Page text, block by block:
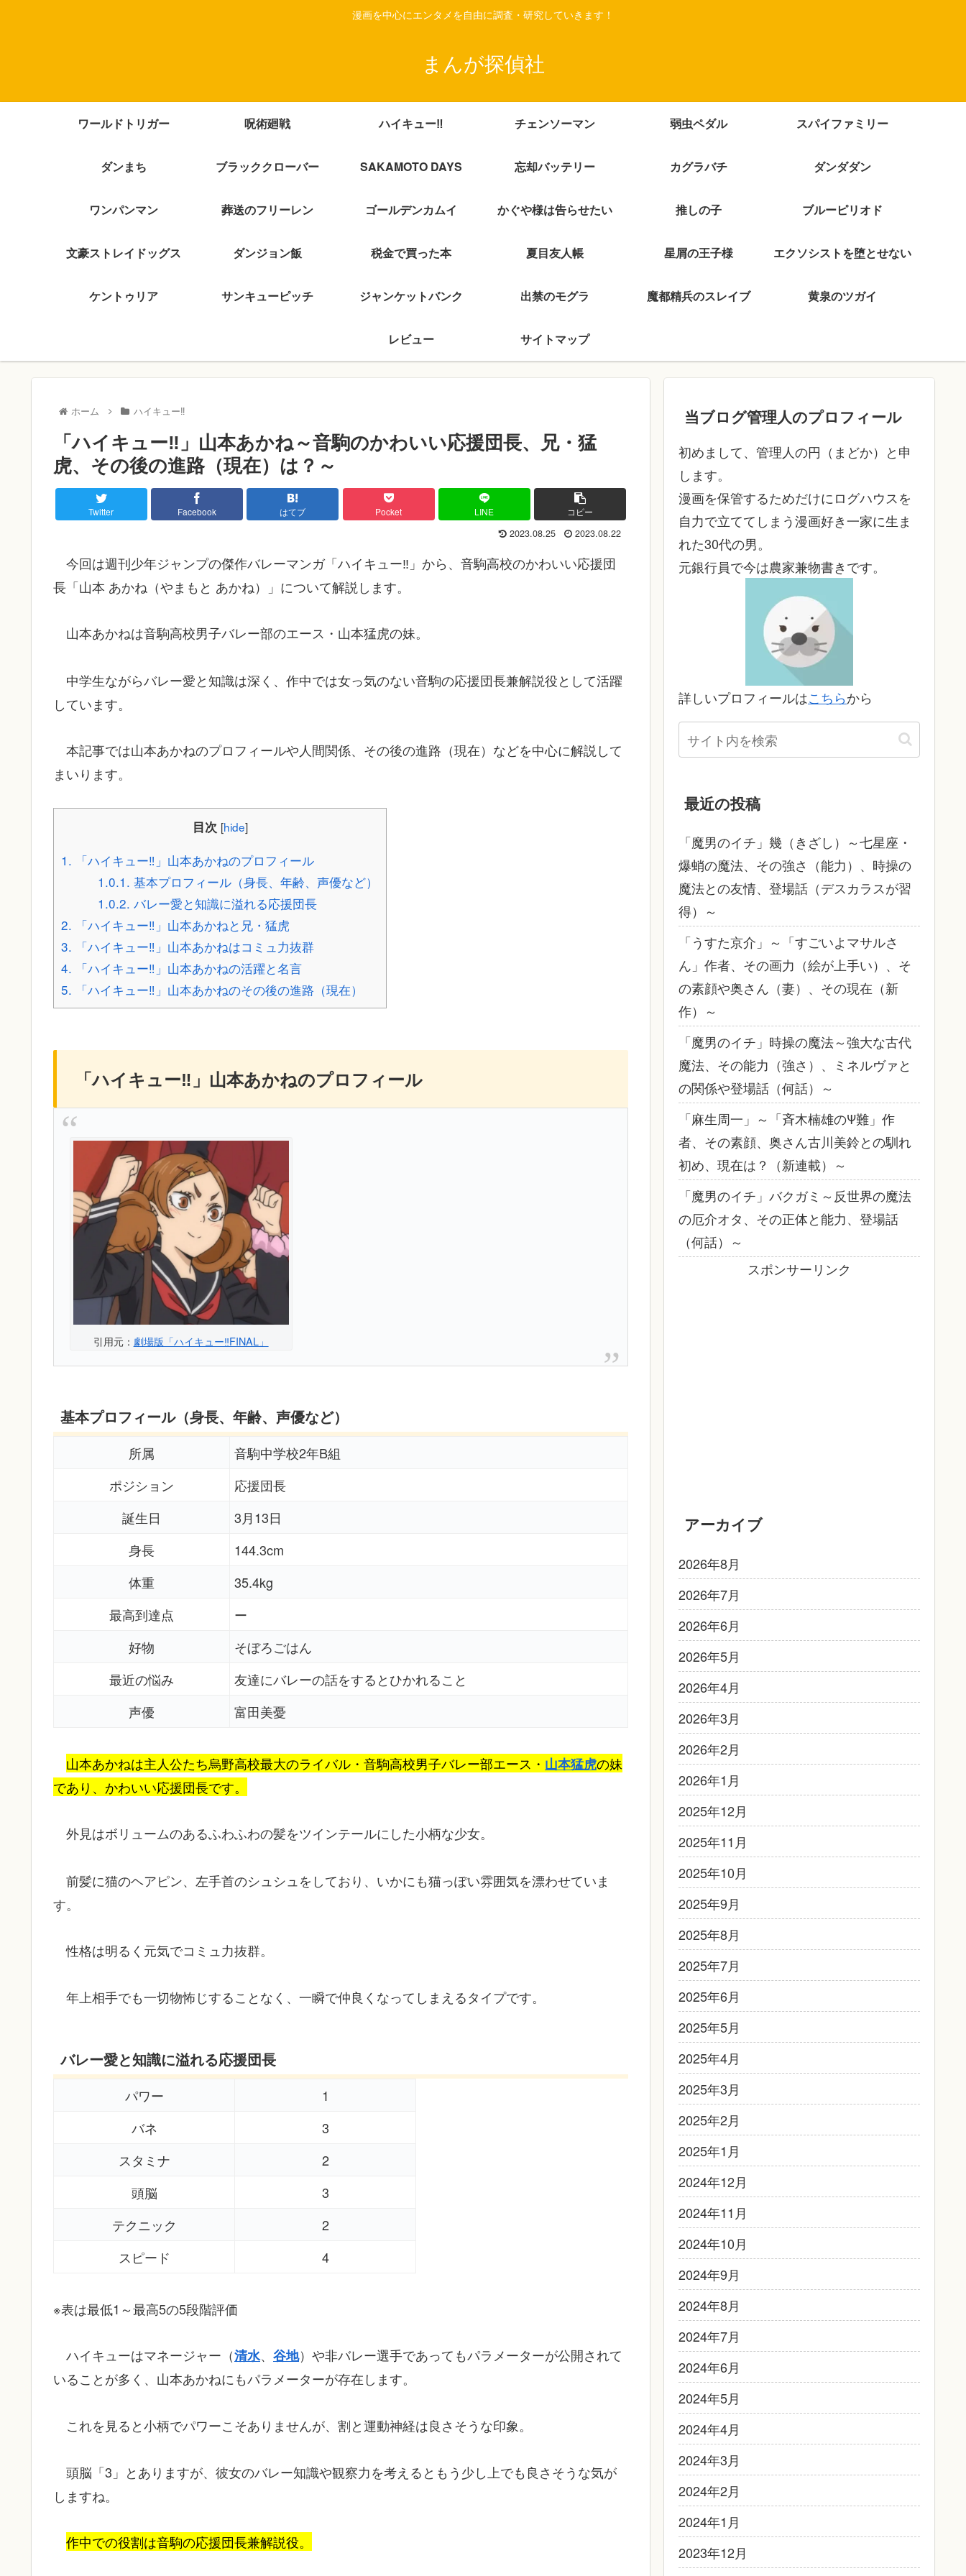
漫画を中心にエンタメを自由に調査・研究していきます！
まんが探偵社
ワールドトリガー 呪術廻戦 ハイキュー‼ チェンソーマン 弱虫ペダル スパイファミリー
ダンまち ブラッククローバー SAKAMOTO DAYS 忘却バッテリー カグラバチ ダンダダン
ワンパンマン 葬送のフリーレン ゴールデンカムイ かぐや様は告らせたい 推しの子 ブルーピリオド
文豪ストレイドッグス ダンジョン飯 税金で買った本 夏目友人帳 星屑の王子様 エクソシストを堕とせない
ケントゥリア サンキューピッチ ジャンケットバンク 出禁のモグラ 魔都精兵のスレイブ 黄泉のツガイ
レビュー サイトマップ
ホーム ハイキュー‼
「ハイキュー‼」山本あかね～音駒のかわいい応援団長、兄・猛
虎、その後の進路（現在）は？～
Twitter Facebook はてブ Pocket LINE コピー
2023.08.25 2023.08.22
今回は週刊少年ジャンプの傑作バレーマンガ「ハイキュー‼」から、音駒高校のかわいい応援団
長「山本 あかね（やまもと あかね）」について解説します。
山本あかねは音駒高校男子バレー部のエース・山本猛虎の妹。
中学生ながらバレー愛と知識は深く、作中では女っ気のない音駒の応援団長兼解説役として活躍
しています。
本記事では山本あかねのプロフィールや人間関係、その後の進路（現在）などを中心に解説して
まいります。
目次 [hide]
1. 「ハイキュー‼」山本あかねのプロフィール
1.0.1. 基本プロフィール（身長、年齢、声優など）
1.0.2. バレー愛と知識に溢れる応援団長
2. 「ハイキュー‼」山本あかねと兄・猛虎
3. 「ハイキュー‼」山本あかねはコミュ力抜群
4. 「ハイキュー‼」山本あかねの活躍と名言
5. 「ハイキュー‼」山本あかねのその後の進路（現在）
「ハイキュー‼」山本あかねのプロフィール
引用元： 劇場版「ハイキュー‼FINAL」
基本プロフィール（身長、年齢、声優など）
所属
音駒中学校2年B組
ポジション
応援団長
誕生日
3月13日
身長
144.3cm
体重
35.4kg
最高到達点
ー
好物
そぼろごはん
最近の悩み
友達にバレーの話をするとひかれること
声優
富田美憂
山本あかねは主人公たち烏野高校最大のライバル・音駒高校男子バレー部エース・ 山本猛虎の妹
であり、かわいい応援団長です。
外見はボリュームのあるふわふわの髪をツインテールにした小柄な少女。
前髪に猫のヘアピン、左手首のシュシュをしており、いかにも猫っぽい雰囲気を漂わせていま
す。
性格は明るく元気でコミュ力抜群。
年上相手でも一切物怖じすることなく、一瞬で仲良くなってしまえるタイプです。
バレー愛と知識に溢れる応援団長
パワー
1
バネ
3
スタミナ
2
頭脳
3
テクニック
2
スピード
4
※表は最低1～最高5の5段階評価
ハイキューはマネージャー（清水、 谷地）や非バレー選手であってもパラメーターが公開されて
いることが多く、山本あかねにもパラメーターが存在します。
これを見ると小柄でパワーこそありませんが、割と運動神経は良さそうな印象。
頭脳「3」とありますが、彼女のバレー知識や観察力を考えるともう少し上でも良さそうな気が
しますね。
作中での役割は音駒の応援団長兼解説役。
当ブログ管理人のプロフィール
初めまして、管理人の円（まどか）と申
します。
漫画を保管するためだけにログハウスを
自力で立ててしまう漫画好き一家に生ま
れた30代の男。
元銀行員で今は農家兼物書きです。
詳しいプロフィールはこちらから
最近の投稿
「魔男のイチ」幾（きざし）～七星座・
爆蛸の魔法、その強さ（能力）、時操の
魔法との友情、登場話（デスカラスが習
得）～
「うすた京介」～「すごいよマサルさ
ん」作者、その画力（絵が上手い）、そ
の素顔や奥さん（妻）、その現在（新
作）～
「魔男のイチ」時操の魔法～強大な古代
魔法、その能力（強さ）、ミネルヴァと
の関係や登場話（何話）～
「麻生周一」～「斉木楠雄のΨ難」作
者、その素顔、奥さん古川美鈴との馴れ
初め、現在は？（新連載）～
「魔男のイチ」バクガミ～反世界の魔法
の厄介オタ、その正体と能力、登場話
（何話）～
スポンサーリンク
アーカイブ
2026年8月
2026年7月
2026年6月
2026年5月
2026年4月
2026年3月
2026年2月
2026年1月
2025年12月
2025年11月
2025年10月
2025年9月
2025年8月
2025年7月
2025年6月
2025年5月
2025年4月
2025年3月
2025年2月
2025年1月
2024年12月
2024年11月
2024年10月
2024年9月
2024年8月
2024年7月
2024年6月
2024年5月
2024年4月
2024年3月
2024年2月
2024年1月
2023年12月